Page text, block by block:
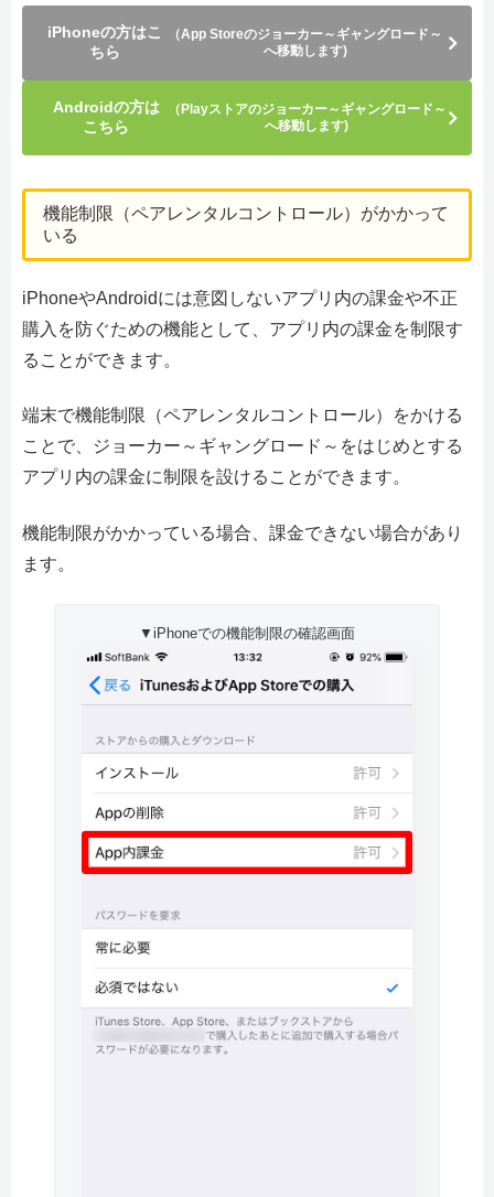
iPhoneの方はこ
ちら
（App Storeのジョーカー～ギャングロード～
へ移動します)
Androidの方は
こちら
（Playストアのジョーカー～ギャングロード～
へ移動します)
機能制限（ペアレンタルコントロール）がかかって
いる
iPhoneやAndroidには意図しないアプリ内の課金や不正
購入を防ぐための機能として、アプリ内の課金を制限す
ることができます。
端末で機能制限（ペアレンタルコントロール）をかける
ことで、ジョーカー～ギャングロード～をはじめとする
アプリ内の課金に制限を設けることができます。
機能制限がかかっている場合、課金できない場合があり
ます。
▼iPhoneでの機能制限の確認画面